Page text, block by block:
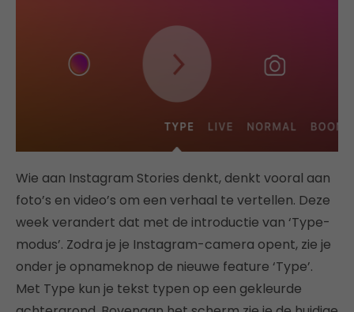
Wie aan Instagram Stories denkt, denkt vooral aan
foto’s en video’s om een verhaal te vertellen. Deze
week verandert dat met de introductie van ‘Type-
modus’. Zodra je je Instagram-camera opent, zie je
onder je opnameknop de nieuwe feature ‘Type’.
Met Type kun je tekst typen op een gekleurde